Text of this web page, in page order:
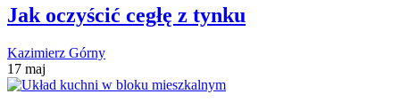
Jak oczyścić cegłę z tynku
Kazimierz Górny
17 maj